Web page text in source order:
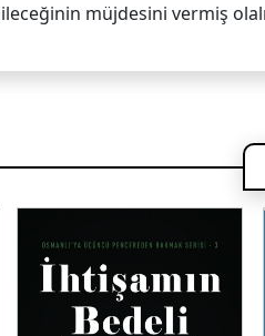
müjdesini vermiş